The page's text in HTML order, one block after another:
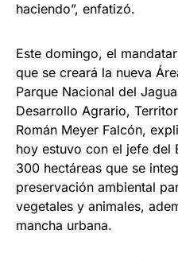
haciendo”, enfatizó.
Este domingo, el
que se creará la nueva
Parque Nacional del
Desarrollo Agrario,
Román Meyer Falcón,
hoy estuvo con el jefe del
300 hectáreas que se
preservación ambiental
vegetales y animales,
mancha urbana.